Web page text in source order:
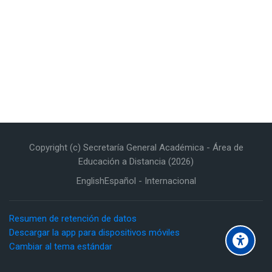
Copyright (c) Secretaría General Académica - Área de
Educación a Distancia (2026)
EnglishEspañol - Internacional
Resumen de retención de datos
Descargar la app para dispositivos móviles
Cambiar al tema estándar